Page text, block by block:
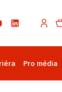
Pro média